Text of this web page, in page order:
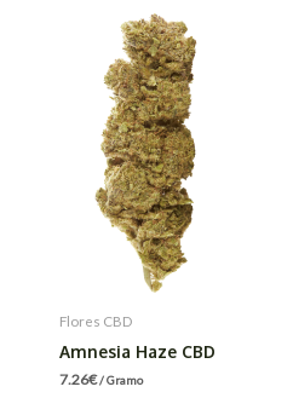
Flores CBD
Amnesia Haze CBD
7.26€/ Gramo